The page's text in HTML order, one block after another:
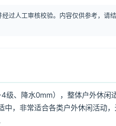
过人工审核校验。内容仅供参考，请
、降水0mm），整体户外休闲适
，非常适合各类户外休闲活动